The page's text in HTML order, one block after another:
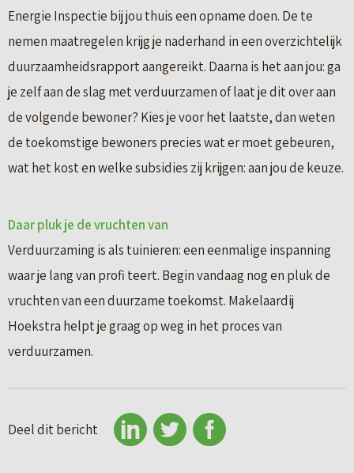
Energie Inspectie bij jou thuis een opname doen. De te
nemen maatregelen krijg je naderhand in een overzichtelijk
duurzaamheidsrapport aangereikt. Daarna is het aan jou: ga
je zelf aan de slag met verduurzamen of laat je dit over aan
de volgende bewoner? Kies je voor het laatste, dan weten
de toekomstige bewoners precies wat er moet gebeuren,
wat het kost en welke subsidies zij krijgen: aan jou de keuze.
Daar pluk je de vruchten van
Verduurzaming is als tuinieren: een eenmalige inspanning
waar je lang van profi teert. Begin vandaag nog en pluk de
vruchten van een duurzame toekomst. Makelaardij
Hoekstra helpt je graag op weg in het proces van
verduurzamen.
Deel dit bericht